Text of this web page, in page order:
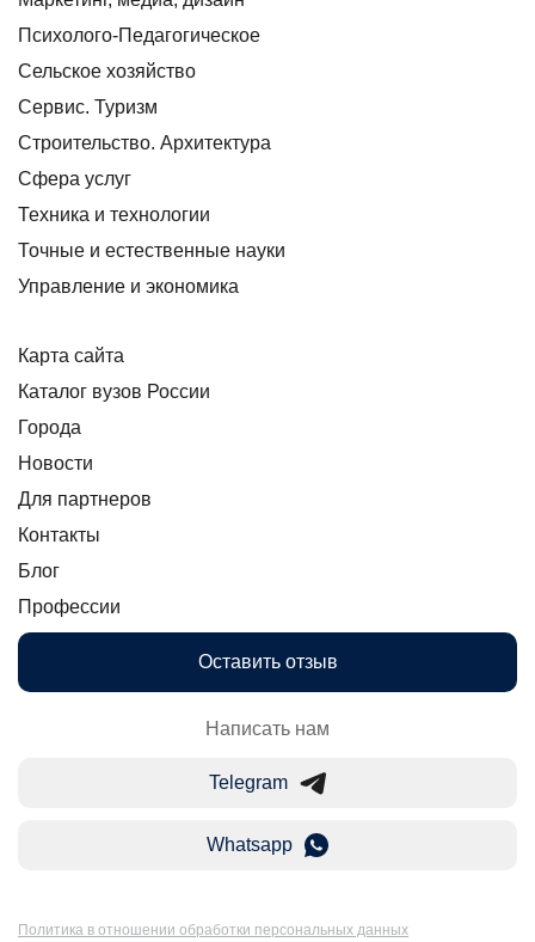
Психолого-Педагогическое
Сельское хозяйство
Сервис. Туризм
Строительство. Архитектура
Сфера услуг
Техника и технологии
Точные и естественные науки
Управление и экономика
Карта сайта
Каталог вузов России
Города
Новости
Для партнеров
Контакты
Блог
Профессии
Оставить отзыв
Написать нам
Telegram
Whatsapp
Политика в отношении обработки персональных данных